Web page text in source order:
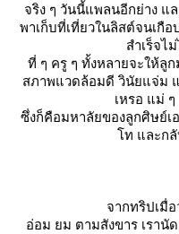
จริง ๆ วันนี้แพลนอีกย่าง แ
พาเก็บที่เที่ยวในลิสต์จนเกื
สำเร็จไ
ที่ ๆ ครู ๆ ทั้งหลายจะให้ลู
สภาพแวดล้อมดี วินัยแจ่ม
เหรอ แม่
ซึ่งก็คือมหาลัยของลูกศิษย์เ
ท และกลั
จากทริปเมื่อ
อ่อม ยม ตามสังขาร เรานั